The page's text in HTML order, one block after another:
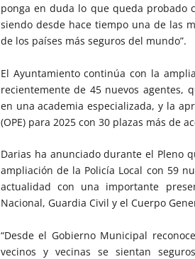
ponga en duda lo que queda probado
siendo desde hace tiempo una de las
de los países más seguros del mundo”.
El Ayuntamiento continúa con la
recientemente de 45 nuevos agentes,
en una academia especializada, y la
(OPE) para 2025 con 30 plazas más de
Darias ha anunciado durante el Pleno
ampliación de la Policía Local con 59
actualidad con una importante
Nacional, Guardia Civil y el Cuerpo
“Desde el Gobierno Municipal
vecinos y vecinas se sientan